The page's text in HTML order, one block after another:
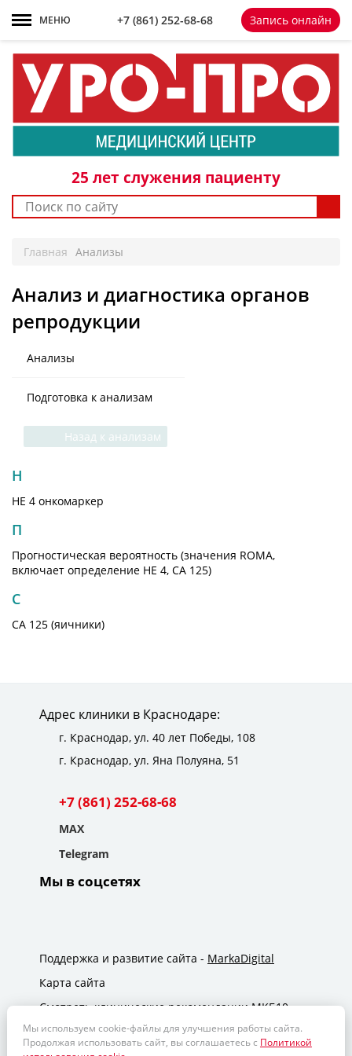
+7 861 252-68-68
25 лет служения пациенту
МЕНЮ +7 (861) 252-68-68 Запись онлайн
Главная Анализы
Анализ и диагностика органов
репродукции
Анализы
Подготовка к анализам
Назад к анализам
Н
НЕ 4 онкомаркер
П
Прогностическая вероятность (значения ROMA,
включает определение HE 4, CA 125)
С
СА 125 (яичники)
Адрес клиники в Краснодаре:
г. Краснодар, ул. 40 лет Победы, 108
г. Краснодар, ул. Яна Полуяна, 51
+7 (861) 252-68-68
MAX
Telegram
Мы в соцсетях
Поддержка и развитие сайта - MarkaDigital
Карта сайта
Смотреть клинические рекомендации МКБ10
Договор на оказание платных медицинских услуг
Мы используем cookie-файлы для улучшения работы сайта.
Продолжая использовать сайт, вы соглашаетесь с Политикой